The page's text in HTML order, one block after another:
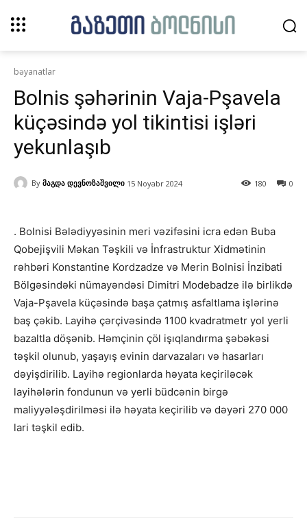
bəyanatlar
Bolnis şəhərinin Vaja-Pşavela
küçəsində yol tikintisi işləri
yekunlaşıb
By მაგდა დევნოზაშვილი 15 Noyabr 2024 0
180
. Bolnisi Bələdiyyəsinin meri vəzifəsini icra edən Buba
Qobejişvili Məkan Təşkili və İnfrastruktur Xidmətinin
rəhbəri Konstantine Kordzadze və Merin Bolnisi İnzibati
Bölgəsindəki nümayəndəsi Dimitri Modebadze ilə birlikdə
Vaja-Pşavela küçəsində başa çatmış asfaltlama işlərinə
baş çəkib. Layihə çərçivəsində 1100 kvadratmetr yol yerli
bazaltla döşənib. Həmçinin çöl işıqlandırma şəbəkəsi
təşkil olunub, yaşayış evinin darvazaları və hasarları
dəyişdirilib. Layihə regionlarda həyata keçiriləcək
layihələrin fondunun və yerli büdcənin birgə
maliyyələşdirilməsi ilə həyata keçirilib və dəyəri 270 000
lari təşkil edib.